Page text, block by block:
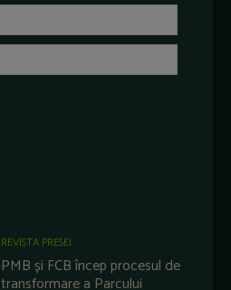
REVISTA PRESEI
PMB și FCB încep procesul de
transformare a Parcului